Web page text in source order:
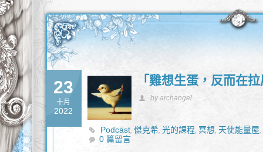
23
十月
2022
「雞想生蛋，反而在
by archangel
Podcast,傑克希,光的課程,冥想, 天使能量屋,
0 篇留言